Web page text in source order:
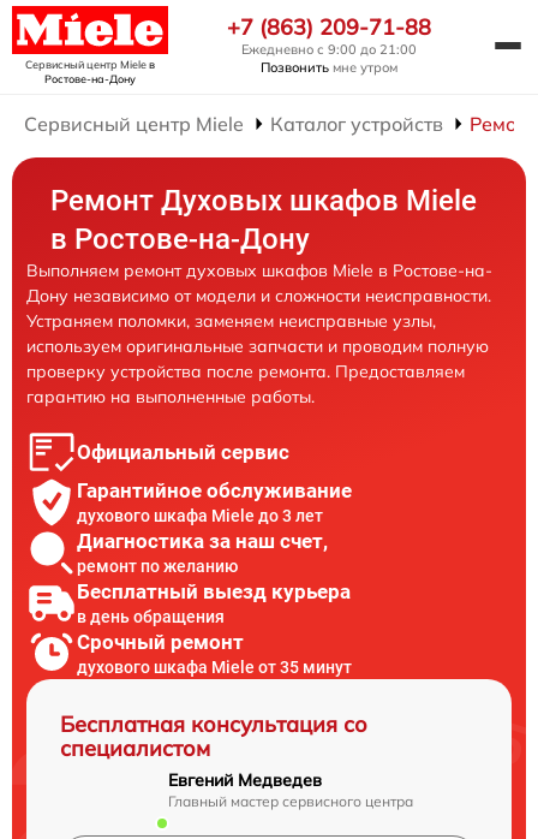
Сервисный центр Mieleв
Ростове-на-Дону
+7 (863) 209-71-88
Ежедневно с 9:00 до 21:00
Позвонить мне утром
Сервисный центр Miele Каталог устройств
Ремонт Духовых шкафов Miele
в Ростове-на-Дону
Выполняем ремонт духовых шкафов Miele в Ростове-на-
Дону независимо от модели и сложности неисправности.
Устраняем поломки, заменяем неисправные узлы,
используем оригинальные запчасти и проводим полную
проверку устройства после ремонта. Предоставляем
гарантию на выполненные работы.
Официальный сервис
Гарантийное обслуживание
духового шкафа Miele до 3 лет
Диагностика за наш счет,
ремонт по желанию
Бесплатный выезд курьера
в день обращения
Срочный ремонт
духового шкафа Miele от 35 минут
Бесплатная консультация со
специалистом
Евгений Медведев
Главный мастер сервисного центра